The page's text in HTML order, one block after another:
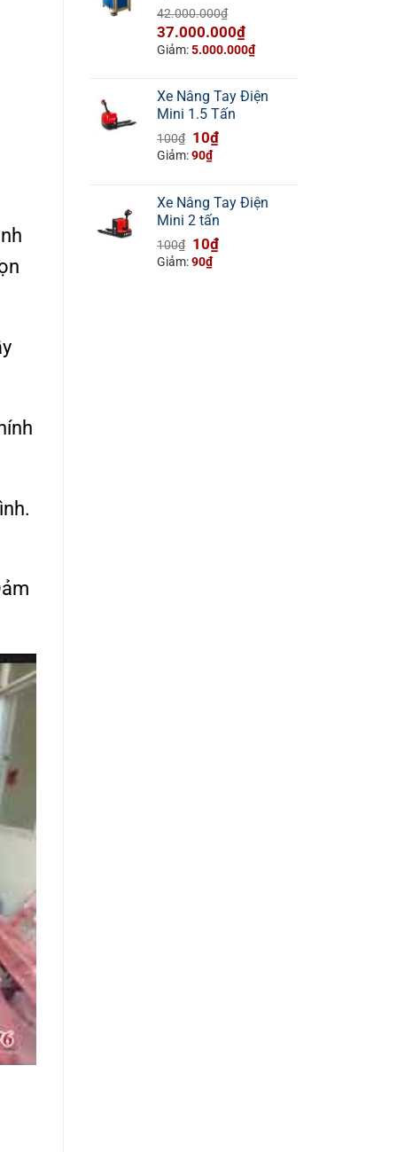
42.000.000₫
Giá
gốc
42.000.000₫.
37.000.000₫Giá
hiện
là:
37.000.000₫.
Giảm:5.000.000₫
Xe Nâng Tay Điện
Mini 1.5 Tấn
100₫ Giá
gốc
10₫Giá
10₫.
Giảm:90₫
Xe Nâng Tay Điện
Mini 2 tấn
100₫ Giá
gốc
10₫Giá
Giảm:90₫